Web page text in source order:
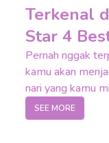
Terkenal
Star 4
Pernah nggak
kamu akan
nari yang kamu
SEE MORE